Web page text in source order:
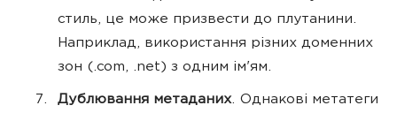
стиль, це може призвести до плутанини.
Наприклад, використання різних доменних
зон (.com, .net) з одним ім'ям.
Дублювання метаданих. Однакові метатеги